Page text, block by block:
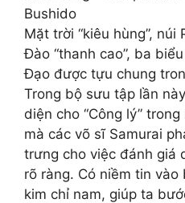
Bushido
Mặt trời “kiêu hùng”, núi
Đào “thanh cao”, ba
Đạo được tựu chung
Trong bộ sưu tập lần
diện cho “Công lý”
mà các võ sĩ Samurai
trưng cho việc đánh giá
rõ ràng. Có niềm tin
kim chỉ nam, giúp ta